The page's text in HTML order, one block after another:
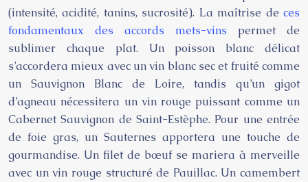
(intensité, acidité, tanins, sucrosité). La maîtrise de ces
fondamentaux des accords mets-vins permet de
sublimer chaque plat. Un poisson blanc délicat
s’accordera mieux avec un vin blanc sec et fruité comme
un Sauvignon Blanc de Loire, tandis qu’un gigot
d’agneau nécessitera un vin rouge puissant comme un
Cabernet Sauvignon de Saint-Estèphe. Pour une entrée
de foie gras, un Sauternes apportera une touche de
gourmandise. Un filet de bœuf se mariera à merveille
avec un vin rouge structuré de Pauillac. Un camembert